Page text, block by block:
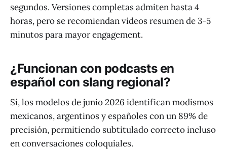
segundos. Versiones completas admiten hasta 4
horas, pero se recomiendan videos resumen de 3-5
minutos para mayor engagement.
¿Funcionan con podcasts en
español con slang regional?
Sí, los modelos de junio 2026 identifican modismos
mexicanos, argentinos y españoles con un 89% de
precisión, permitiendo subtitulado correcto incluso
en conversaciones coloquiales.